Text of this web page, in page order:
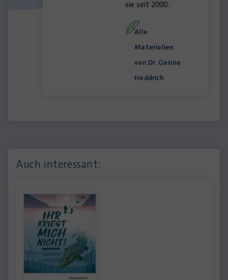
sie seit 2000.
Alle
Materialien
von Dr. Gesine
Heddrich
Auch interessant: